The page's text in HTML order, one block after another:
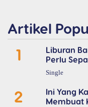
Artikel
1
Liburan
Perlu
Single
2
Ini Yang
Membuat